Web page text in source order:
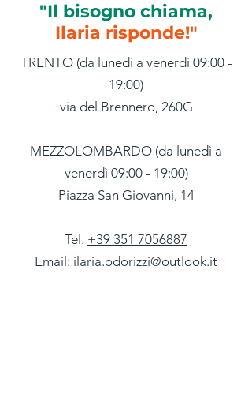
"Il bisogno chiama,
Ilaria risponde!"
TRENTO (da lunedì a venerdì 09:00 -
19:00)
via del Brennero, 260G
MEZZOLOMBARDO (da lunedì a
venerdì 09:00 - 19:00)
Piazza San Giovanni, 14
Tel. +39 351 7056887
Email: ilaria.odorizzi@outlook.it